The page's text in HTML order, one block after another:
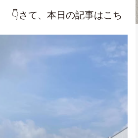
日の記事はこち